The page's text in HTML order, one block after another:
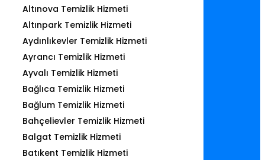
Altınova Temizlik Hizmeti
Altınpark Temizlik Hizmeti
Aydınlıkevler Temizlik Hizmeti
Ayrancı Temizlik Hizmeti
Ayvalı Temizlik Hizmeti
Bağlıca Temizlik Hizmeti
Bağlum Temizlik Hizmeti
Bahçelievler Temizlik Hizmeti
Balgat Temizlik Hizmeti
Batıkent Temizlik Hizmeti